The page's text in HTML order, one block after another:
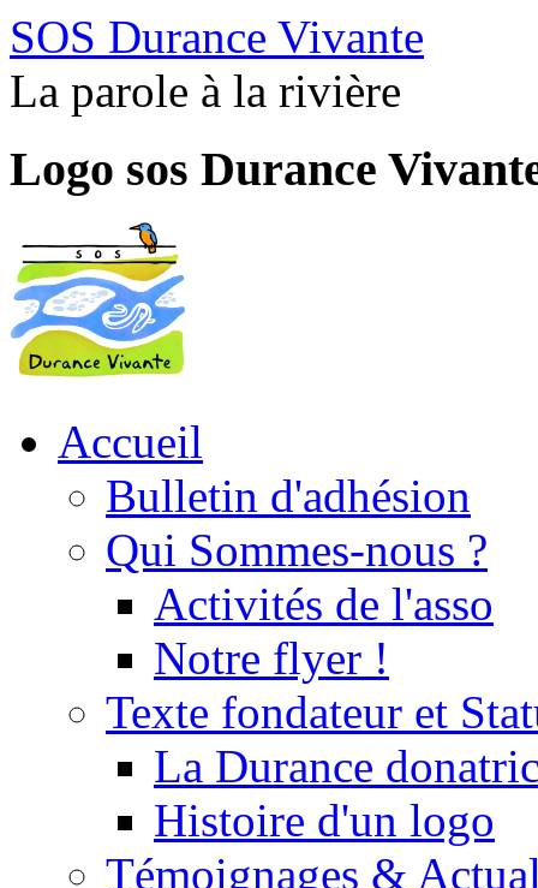
SOS Durance Vivante
La parole à la rivière
Logo sos Durance
Accueil
Bulletin d'adhésion
Qui Sommes-nous ?
Activités de l'asso
Notre flyer !
Texte fondateur et
La Durance
Histoire d'un logo
Témoignages &